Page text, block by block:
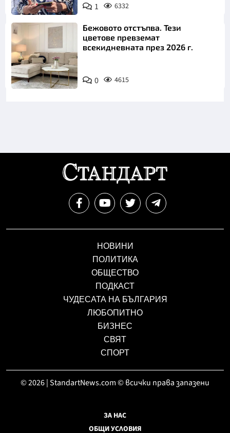
Снимка: БТА 1 6332
Бежовото отстъпва. Тези
цветове превземат
всекидневната през 2026 г.
0 4615
НОВИНИ
ПОЛИТИКА
ОБЩЕСТВО
ПОДКАСТ
ЧУДЕСАТА НА БЪЛГАРИЯ
ЛЮБОПИТНО
БИЗНЕС
СВЯТ
СПОРТ
© 2026 | StandartNews.com © всички права запазени
ЗА НАС
ОБЩИ УСЛОВИЯ